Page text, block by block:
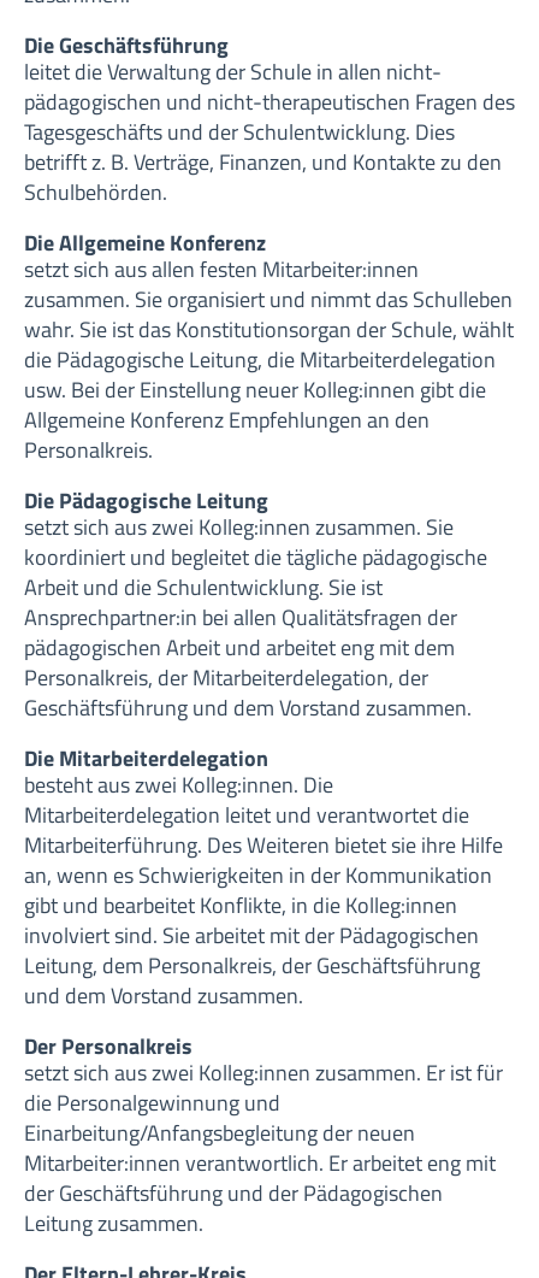
Die Geschäftsführung
leitet die Verwaltung der Schule in allen nicht-
pädagogischen und nicht-therapeutischen Fragen des
Tagesgeschäfts und der Schulentwicklung. Dies
betrifft z. B. Verträge, Finanzen, und Kontakte zu den
Schulbehörden.
Die Allgemeine Konferenz
setzt sich aus allen festen Mitarbeiter:innen
zusammen. Sie organisiert und nimmt das Schulleben
wahr. Sie ist das Konstitutionsorgan der Schule, wählt
die Pädagogische Leitung, die Mitarbeiterdelegation
usw. Bei der Einstellung neuer Kolleg:innen gibt die
Allgemeine Konferenz Empfehlungen an den
Personalkreis.
Die Pädagogische Leitung
setzt sich aus zwei Kolleg:innen zusammen. Sie
koordiniert und begleitet die tägliche pädagogische
Arbeit und die Schulentwicklung. Sie ist
Ansprechpartner:in bei allen Qualitätsfragen der
pädagogischen Arbeit und arbeitet eng mit dem
Personalkreis, der Mitarbeiterdelegation, der
Geschäftsführung und dem Vorstand zusammen.
Die Mitarbeiterdelegation
besteht aus zwei Kolleg:innen. Die
Mitarbeiterdelegation leitet und verantwortet die
Mitarbeiterführung. Des Weiteren bietet sie ihre Hilfe
an, wenn es Schwierigkeiten in der Kommunikation
gibt und bearbeitet Konflikte, in die Kolleg:innen
involviert sind. Sie arbeitet mit der Pädagogischen
Leitung, dem Personalkreis, der Geschäftsführung
und dem Vorstand zusammen.
Der Personalkreis
setzt sich aus zwei Kolleg:innen zusammen. Er ist für
die Personalgewinnung und
Einarbeitung/Anfangsbegleitung der neuen
Mitarbeiter:innen verantwortlich. Er arbeitet eng mit
der Geschäftsführung und der Pädagogischen
Leitung zusammen.